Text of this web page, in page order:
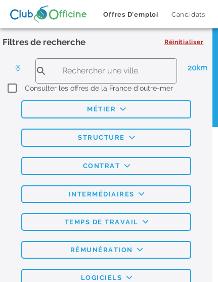
Offres D'emploi Candidats
Filtres de recherche Réinitialiser
20km
Consulter les offres de la France d'outre-mer
MÉTIER
STRUCTURE
CONTRAT
INTERMÉDIAIRES
TEMPS DE TRAVAIL
RÉMUNÉRATION
LOGICIELS